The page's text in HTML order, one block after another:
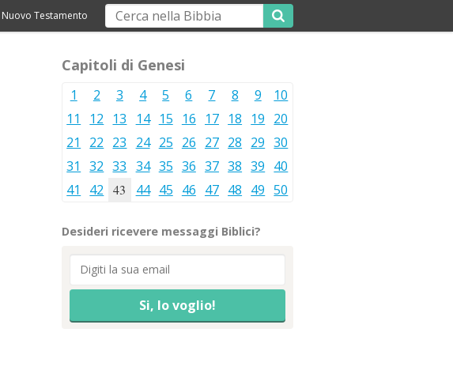
Nuovo Testamento
Capitoli di Genesi
1 2 3 4 5 6 7 8 9
10
11
12 13 14 15 16 17 18 19 20
21
22 23 24 25 26 27 28 29 30
31
32 33 34 35 36 37 38 39 40
41
42 43 44 45 46 47 48 49 50
Desideri ricevere messaggi Biblici?